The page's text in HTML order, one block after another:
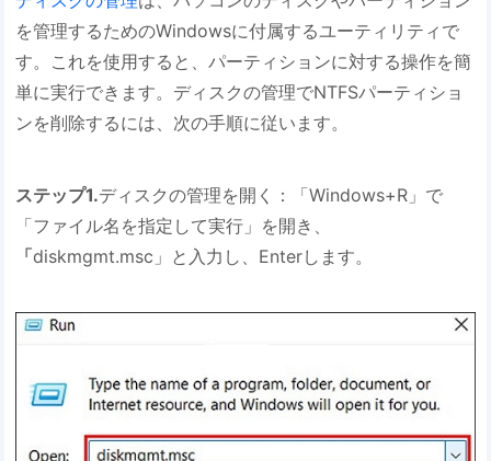
を管理するためのWindowsに付属するユーティリティで
す。これを使用すると、パーティションに対する操作を簡
単に実行できます。ディスクの管理でNTFSパーティショ
ンを削除するには、次の手順に従います。
ステップ1.ディスクの管理を開く：「Windows+R」で
「ファイル名を指定して実行」を開き、
「diskmgmt.msc」と入力し、Enterします。